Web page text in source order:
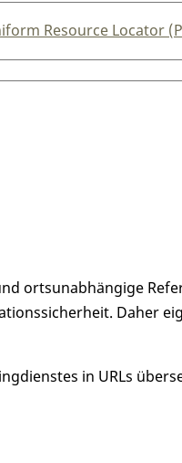
Resource Locator
ortsunabhängige
Daher
in URLs